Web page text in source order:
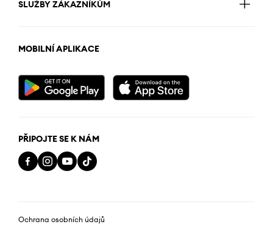
SLUŽBY ZÁKAZNÍKŮM
MOBILNÍ APLIKACE
PŘIPOJTE SE K NÁM
Ochrana osobních údajů